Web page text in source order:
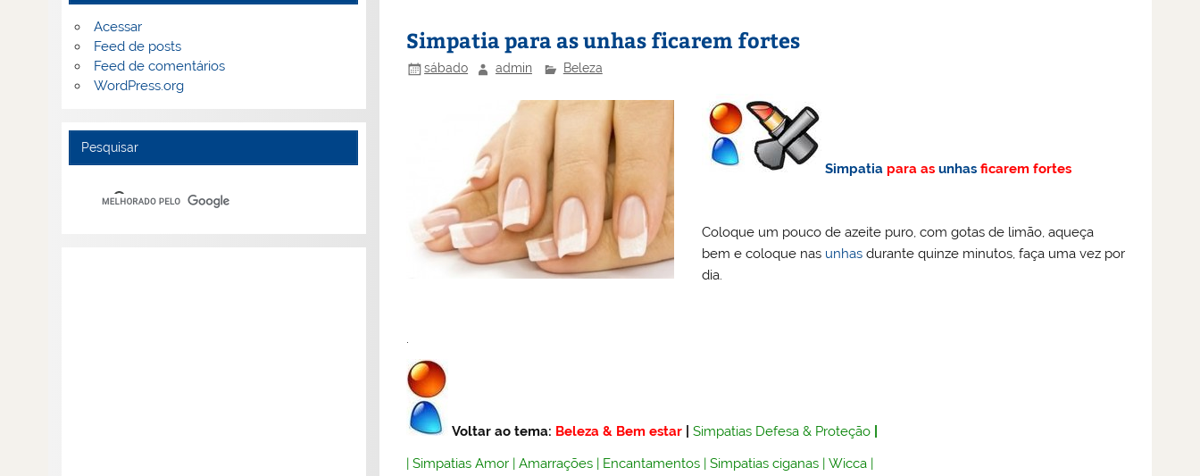
n o
o
k
M
l
Simpatia para as unhas ficarem fortes
sábado admin Beleza
Simpatiapara as unhasficarem fortes
Coloque um pouco de azeite puro, com gotas de limão, aqueça
bem e coloque nas unhasdurante quinze minutos, faça uma vez por
dia.
.
Voltar ao tema: Beleza & Bem estar |Simpatias Defesa & Proteção
|Simpatias Amor |Amarrações | Encantamentos |Simpatias ciganas |Wicca |
Acessar
Feed de posts
Feed de comentários
WordPress.org
Pesquisar